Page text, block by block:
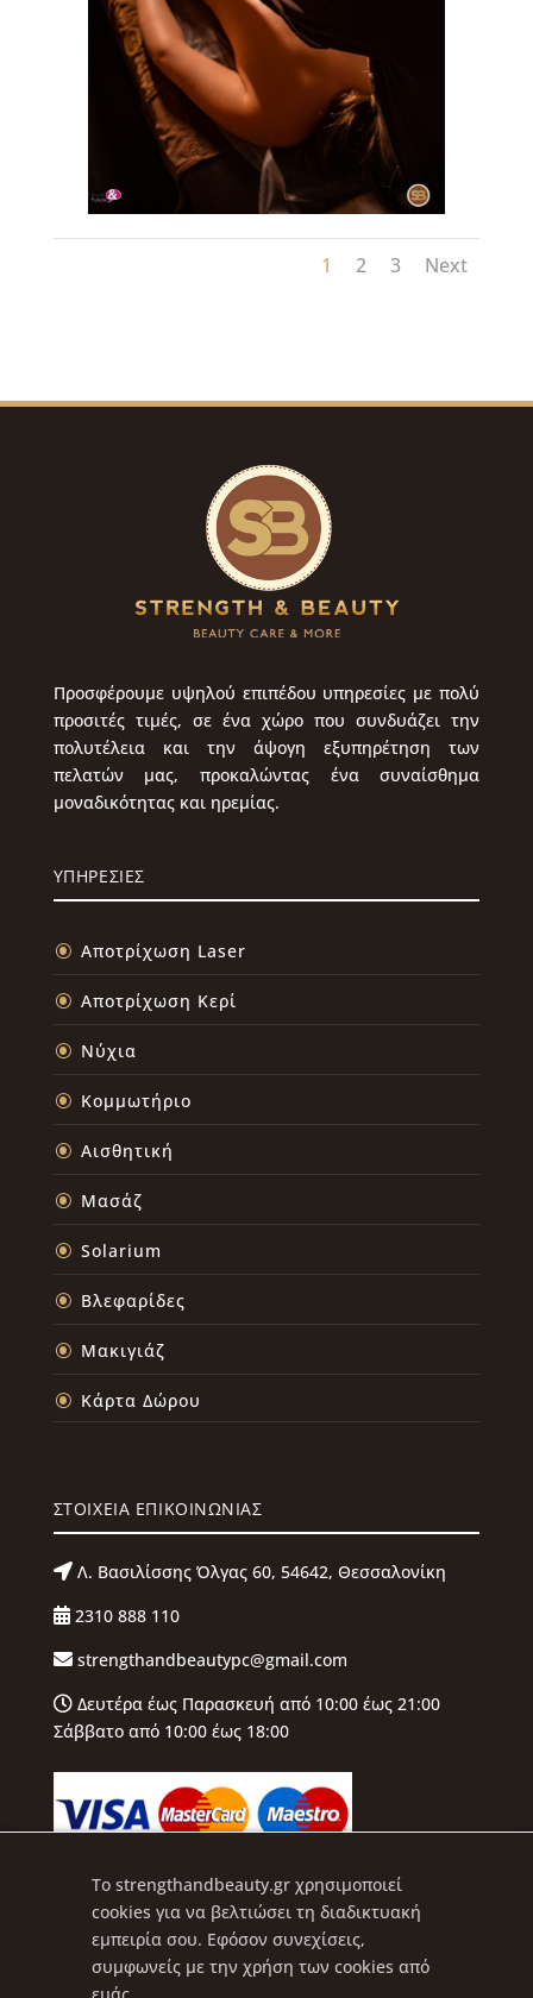
1 2 3 Next
Προσφέρουμε υψηλού επιπέδου υπηρεσίες με πολύ
προσιτές τιμές, σε ένα χώρο που συνδυάζει την
πολυτέλεια και την άψογη εξυπηρέτηση των
πελατών μας, προκαλώντας ένα συναίσθημα
μοναδικότητας και ηρεμίας.
ΥΠΗΡΕΣΙΕΣ
Αποτρίχωση Laser
Αποτρίχωση Κερί
Νύχια
Κομμωτήριο
Αισθητική
Μασάζ
Solarium
Βλεφαρίδες
Μακιγιάζ
Κάρτα Δώρου
ΣΤΟΙΧΕΙΑ ΕΠΙΚΟΙΝΩΝΙΑΣ
Λ. Βασιλίσσης Όλγας 60, 54642, Θεσσαλονίκη
2310 888 110
strengthandbeautypc@gmail.com
Δευτέρα έως Παρασκευή από 10:00 έως 21:00
Σάββατο από 10:00 έως 18:00
To strengthandbeauty.gr χρησιμοποιεί
cookies για να βελτιώσει τη διαδικτυακή
εμπειρία σου. Εφόσον συνεχίσεις,
συμφωνείς με την χρήση των cookies από